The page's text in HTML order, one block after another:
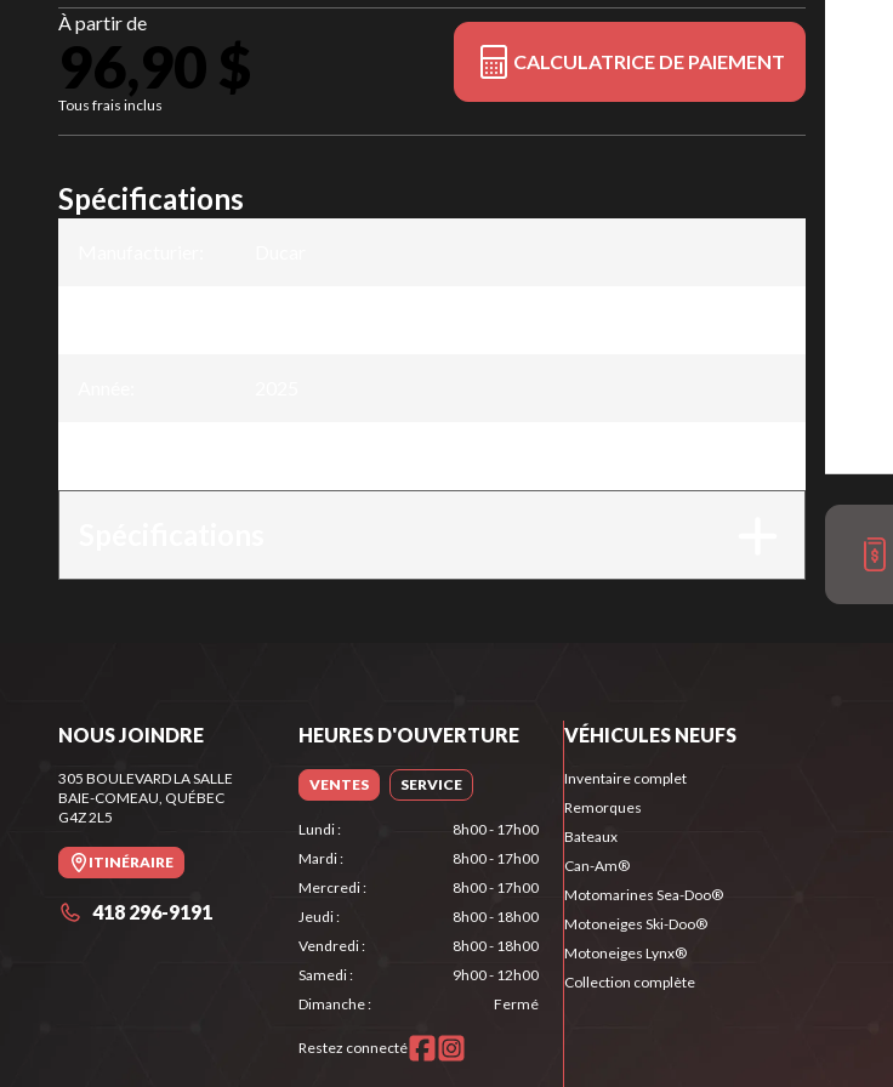
À partir de
96,90 $
Tous frais inclus
CALCULATRICE DE PAIEMENT
Spécifications
NOUS JOINDRE
305 BOULEVARD LA SALLE
BAIE-COMEAU , QUÉBEC
G4Z 2L5
ITINÉRAIRE
418 296-9191
HEURES D'OUVERTURE
VENTES SERVICE
Lundi:
8h00 - 17h00
Mardi:
8h00 - 17h00
Mercredi:
8h00 - 17h00
Jeudi:
8h00 - 18h00
Vendredi:
8h00 - 18h00
Samedi:
9h00 - 12h00
Dimanche: Fermé
Restez connecté
VÉHICULES NEUFS
Inventaire complet
Remorques
Bateaux
Can-Am®
Motomarines Sea-Doo®
Motoneiges Ski-Doo®
Motoneiges Lynx®
Collection complète